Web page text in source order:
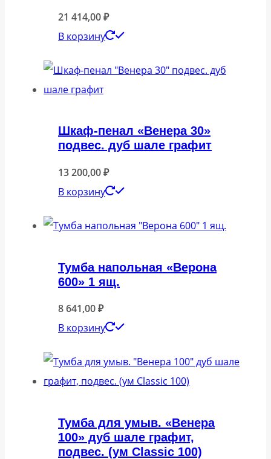
21 414,00₽
В корзину
Шкаф-пенал «Венера 30»
подвес. дуб шале графит
13 200,00₽
В корзину
Тумба напольная «Верона
600» 1 ящ.
8 641,00₽
В корзину
Тумба для умыв. «Венера
100» дуб шале графит,
подвес. (ум Classic 100)